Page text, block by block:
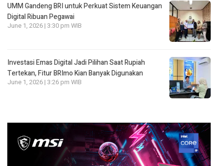
UMM Gandeng BRI untuk Perkuat Sistem Keuangan
Digital Ribuan Pegawai
June 1, 2026 | 3:30 pm WIB
Investasi Emas Digital Jadi Pilihan Saat Rupiah
Tertekan, Fitur BRImo Kian Banyak Digunakan
June 1, 2026 | 3:26 pm WIB